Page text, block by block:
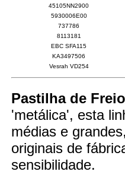
45105NN2900
5930006E00
737786
8113181
EBC SFA115
KA3497506
Vesrah VD254
Pastilha de
'metálica', esta
médias e
originais de
sensibilidade.